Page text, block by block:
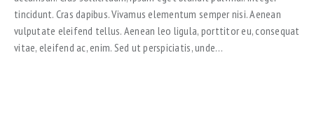
tincidunt. Cras dapibus. Vivamus elementum semper nisi. Aenean
vulputate eleifend tellus. Aenean leo ligula, porttitor eu, consequat
vitae, eleifend ac, enim. Sed ut perspiciatis, unde…